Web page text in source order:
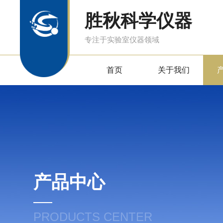
胜秋科学仪器
专注于实验室仪器领域
首页 关于我们
产品中心
PRODUCTS CENTER